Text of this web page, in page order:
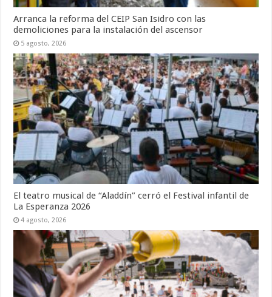
Arranca la reforma del CEIP San Isidro con las
demoliciones para la instalación del ascensor
5 agosto, 2026
El teatro musical de “Aladdín” cerró el Festival infantil de
La Esperanza 2026
4 agosto, 2026